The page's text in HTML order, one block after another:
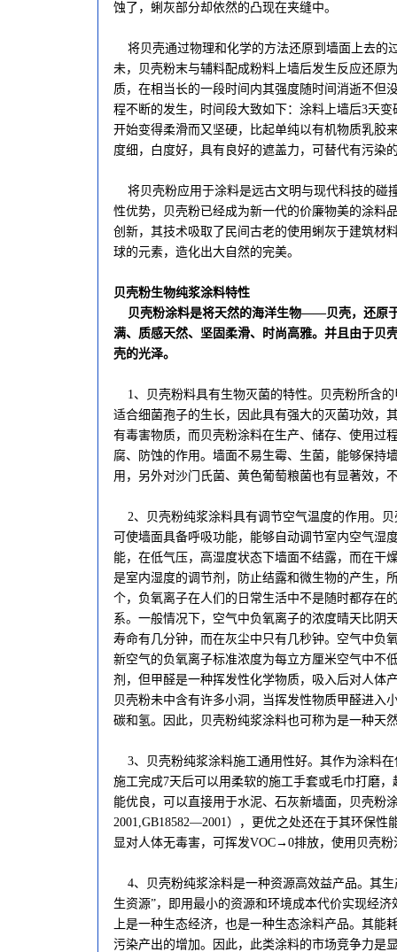
蚀了，蜊灰部分却依然的凸现在夹缝中。
将贝壳通过物理和化学的方法还原到墙面上去的
未，贝壳粉末与辅料配成粉料上墙后发生反应还原
质，在相当长的一段时间内其强度随时间消逝不但
程不断的发生，时间段大致如下：涂料上墙后3天
开始变得柔滑而又坚硬，比起单纯以有机物质乳胶
度细，白度好，具有良好的遮盖力，可替代有污染
将贝壳粉应用于涂料是远古文明与现代科技的碰
性优势，贝壳粉已经成为新一代的价廉物美的涂料
创新，其技术吸取了民间古老的使用蜊灰于建筑材
球的元素，造化出大自然的完美。
贝壳粉生物纯浆涂料特性
贝壳粉涂料是将天然的海洋生物——贝壳，还原
满、质感天然、坚固柔滑、时尚高雅。并且由于贝
壳的光泽。
1、贝壳粉料具有生物灭菌的特性。贝壳粉所含
适合细菌孢子的生长，因此具有强大的灭菌功效
有毒害物质，而贝壳粉涂料在生产、储存、使用过
腐、防蚀的作用。墙面不易生霉、生菌，能够保持
用，另外对沙门氏菌、黄色葡萄粮菌也有显著效，
2、贝壳粉纯浆涂料具有调节空气温度的作用。
可使墙面具备呼吸功能，能够自动调节室内空气湿
能，在低气压，高湿度状态下墙面不结露，而在干
是室内湿度的调节剂，防止结露和微生物的产生，
个，负氧离子在人们的日常生活中不是随时都存在
系。一般情况下，空气中负氧离子的浓度晴天比阴
寿命有几分钟，而在灰尘中只有几秒钟。空气中负
新空气的负氧离子标准浓度为每立方厘米空气中不
剂，但甲醛是一种挥发性化学物质，吸入后对人体
贝壳粉未中含有许多小洞，当挥发性物质甲醛进入
碳和氢。因此，贝壳粉纯浆涂料也可称为是一种天
3、贝壳粉纯浆涂料施工通用性好。其作为涂料
施工完成7天后可以用柔软的施工手套或毛巾打磨
能优良，可以直接用于水泥、石灰新墙面，贝壳粉
2001,GB18582—2001），更优之处还在于其环保
显对人体无毒害，可挥发VOC→0排放，使用贝壳
4、贝壳粉纯浆涂料是一种资源高效益产品。其
生资源”，即用最小的资源和环境成本代价实现经
上是一种生态经济，也是一种生态涂料产品。其
污染产出的增加。因此，此类涂料的市场竞争力是